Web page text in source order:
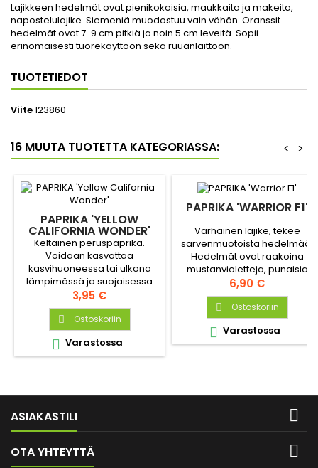
Lajikkeen hedelmät ovat pienikokoisia, maukkaita ja makeita,
napostelulajike. Siemeniä muodostuu vain vähän. Oranssit
hedelmät ovat 7-9 cm pitkiä ja noin 5 cm leveitä. Sopii
erinomaisesti tuorekäyttöön sekä ruuanlaittoon.
TUOTETIEDOT
Viite123860
16 MUUTA TUOTETTA KATEGORIASSA: >
<
PAPRIKA 'YELLOW
CALIFORNIA WONDER'
Keltainen peruspaprika.
Voidaan kasvattaa
kasvihuoneessa tai ulkona
lämpimässä ja suojaisessa
paikassa.
Hinta
3,95 €
 Ostoskoriin
 Varastossa
PAPRIKA 'WARRIOR F1'
Varhainen lajike, tekee
sarvenmuotoista hedelmää.
Hedelmät ovat raakoina
mustanvioletteja, punaisia
kypsyttyään. Hyvä syötäväksi
tuoreena.
Hinta
6,90 €
 Ostoskoriin
 Varastossa
ASIAKASTILI 
OTA YHTEYTTÄ 